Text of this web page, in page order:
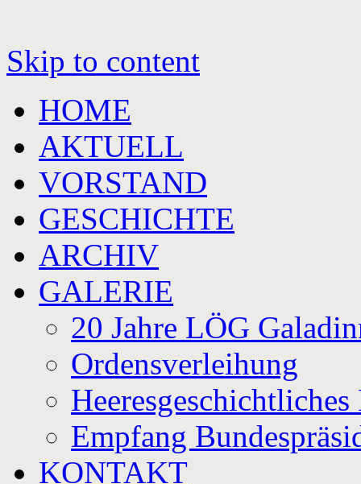
Skip to content
HOME
AKTUELL
VORSTAND
GESCHICHTE
ARCHIV
GALERIE
20 Jahre LÖG
Ordensverleihung
Empfang
KONTAKT